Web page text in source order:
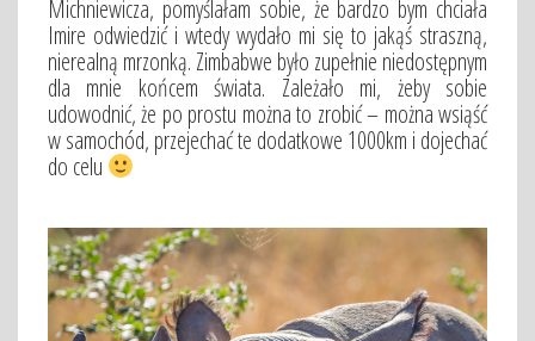
Michniewicza, pomyślałam sobie, że bardzo bym chciała
Imire odwiedzić i wtedy wydało mi się to jakąś straszną,
nierealną mrzonką. Zimbabwe było zupełnie niedostępnym
dla mnie końcem świata. Zależało mi, żeby sobie
udowodnić, że po prostu można to zrobić – można wsiąść
w samochód, przejechać te dodatkowe 1000km i dojechać
do celu